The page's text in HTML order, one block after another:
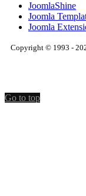
JoomlaShine
Joomla
Joomla
Copyright © 1993 -
Go to top